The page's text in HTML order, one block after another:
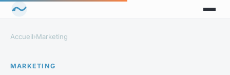
Accueil›Marketing
MARKETING